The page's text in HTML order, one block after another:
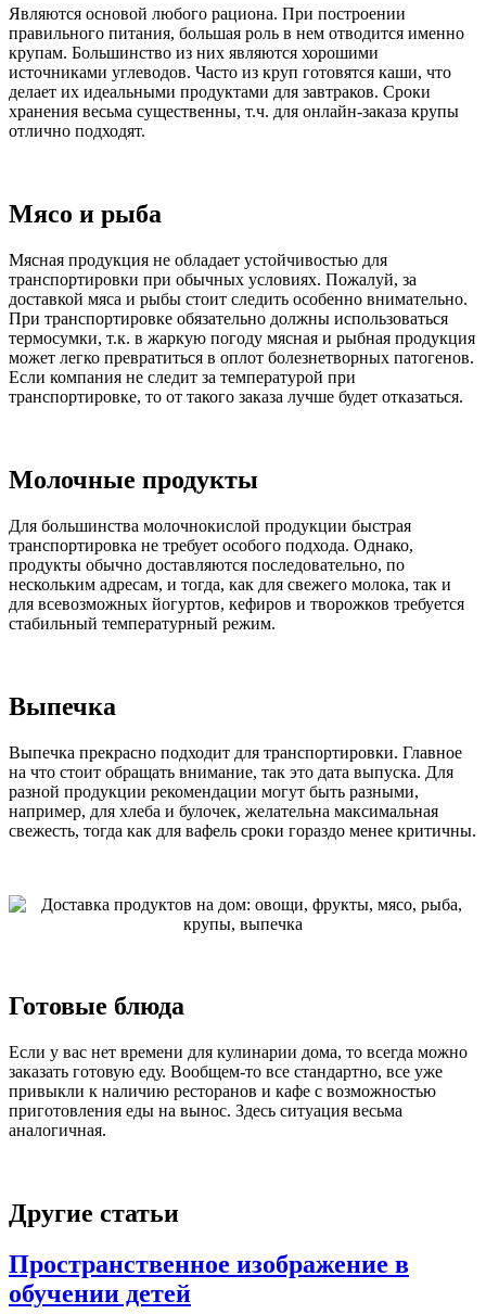
Являются основой любого рациона. При построении
правильного питания, большая роль в нем отводится именно
крупам. Большинство из них являются хорошими
источниками углеводов. Часто из круп готовятся каши, что
делает их идеальными продуктами для завтраков. Сроки
хранения весьма существенны, т.ч. для онлайн-заказа крупы
отлично подходят.
Мясо и рыба
Мясная продукция не обладает устойчивостью для
транспортировки при обычных условиях. Пожалуй, за
доставкой мяса и рыбы стоит следить особенно внимательно.
При транспортировке обязательно должны использоваться
термосумки, т.к. в жаркую погоду мясная и рыбная продукция
может легко превратиться в оплот болезнетворных патогенов.
Если компания не следит за температурой при
транспортировке, то от такого заказа лучше будет отказаться.
Молочные продукты
Для большинства молочнокислой продукции быстрая
транспортировка не требует особого подхода. Однако,
продукты обычно доставляются последовательно, по
нескольким адресам, и тогда, как для свежего молока, так и
для всевозможных йогуртов, кефиров и творожков требуется
стабильный температурный режим.
Выпечка
Выпечка прекрасно подходит для транспортировки. Главное
на что стоит обращать внимание, так это дата выпуска. Для
разной продукции рекомендации могут быть разными,
например, для хлеба и булочек, желательна максимальная
свежесть, тогда как для вафель сроки гораздо менее критичны.
Готовые блюда
Если у вас нет времени для кулинарии дома, то всегда можно
заказать готовую еду. Вообщем-то все стандартно, все уже
привыкли к наличию ресторанов и кафе с возможностью
приготовления еды на вынос. Здесь ситуация весьма
аналогичная.
Другие статьи
Пространственное изображение в
обучении детей